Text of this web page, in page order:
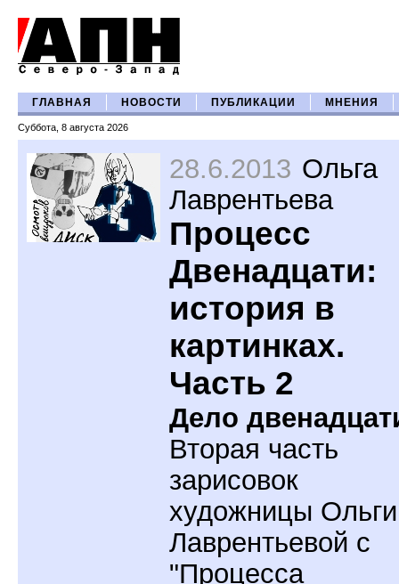
ГЛАВНАЯ НОВОСТИ ПУБЛИКАЦИИ МНЕНИЯ
Суббота, 8 августа 2026
28.6.2013 Ольга
Лаврентьева
Процесс
Двенадцати:
история в
картинках.
Часть 2
Дело
Вторая часть
зарисовок
художницы Ольги
Лаврентьевой с
"Процесса